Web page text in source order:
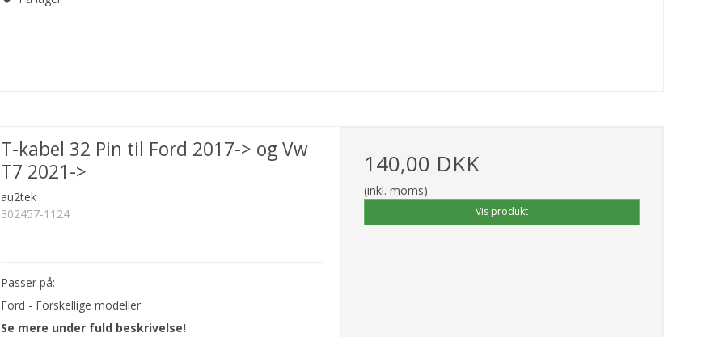
T-kabel 32 Pin til Ford 2017-> og Vw
T7 2021->
au2tek
302457-1124
Passer på:
Ford - Forskellige modeller
Se mere under fuld beskrivelse!
140,00 DKK
(inkl. moms)
Vis produkt